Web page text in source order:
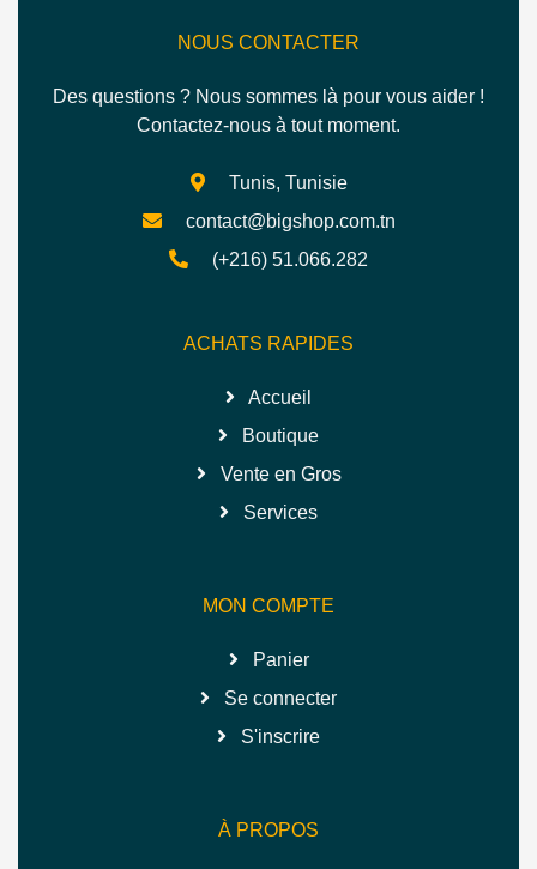
NOUS CONTACTER
Des questions ? Nous sommes là pour vous aider !
Contactez-nous à tout moment.
Tunis, Tunisie
contact@bigshop.com.tn
(+216) 51.066.282
ACHATS RAPIDES
Accueil
Boutique
Vente en Gros
Services
MON COMPTE
Panier
Se connecter
S'inscrire
À PROPOS